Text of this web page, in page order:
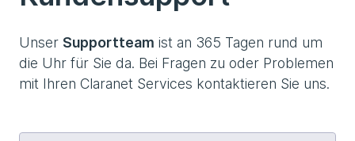
Unser Supportteam ist an 365 Tagen rund um
die Uhr für Sie da. Bei Fragen zu oder Problemen
mit Ihren Claranet Services kontaktieren Sie uns.